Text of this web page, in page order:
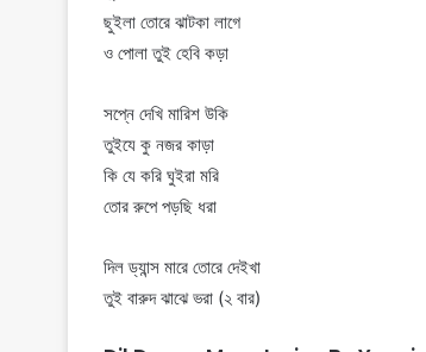
ছুইলা তোরে ঝাটকা লাগে
ও পোলা তুই হেবি কড়া
সপ্নে দেখি মারিশ উকি
তুইযে কু নজর কাড়া
কি যে করি ঘুইরা মরি
তোর রুপে পড়ছি ধরা
দিল ড্যান্স মারে তোরে দেইখা
তুই বারুদ ঝাঝে ভরা (২ বার)